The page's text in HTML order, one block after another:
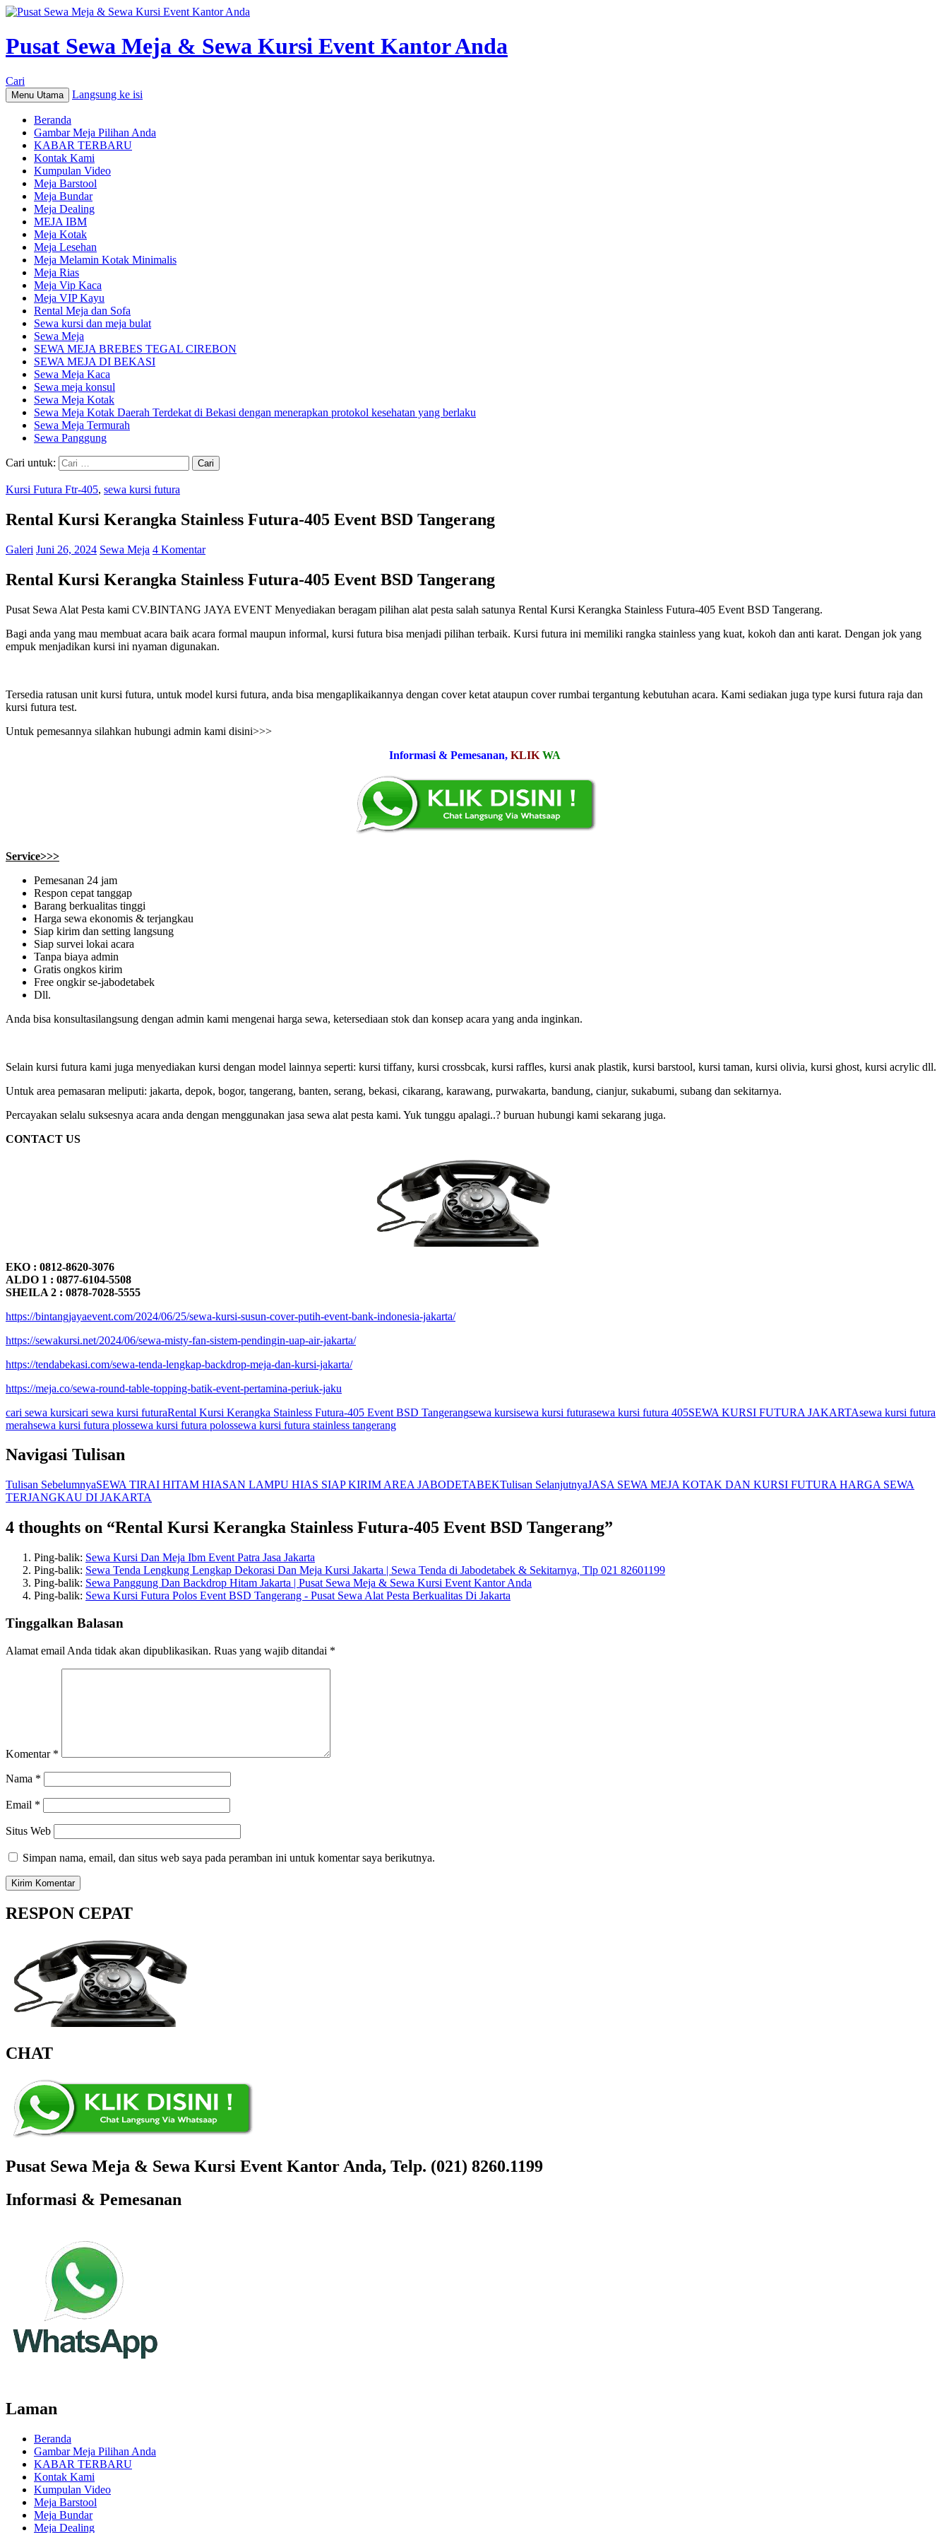
Pusat Sewa Meja & Sewa Kursi Event Kantor Anda
Cari
Menu Utama Langsung ke isi
Beranda
Gambar Meja Pilihan Anda
KABAR TERBARU
Kontak Kami
Kumpulan Video
Meja Barstool
Meja Bundar
Meja Dealing
MEJA IBM
Meja Kotak
Meja Lesehan
Meja Melamin Kotak Minimalis
Meja Rias
Meja Vip Kaca
Meja VIP Kayu
Rental Meja dan Sofa
Sewa kursi dan meja bulat
Sewa Meja
SEWA MEJA BREBES TEGAL CIREBON
SEWA MEJA DI BEKASI
Sewa Meja Kaca
Sewa meja konsul
Sewa Meja Kotak
Sewa Meja Kotak Daerah Terdekat di Bekasi dengan menerapkan protokol kesehatan yang berlaku
Sewa Meja Termurah
Sewa Panggung
Cari untuk:
Kursi Futura Ftr-405, sewa kursi futura
Rental Kursi Kerangka Stainless Futura-405 Event BSD Tangerang
Galeri Juni 26, 2024 Sewa Meja 4 Komentar
Rental Kursi Kerangka Stainless Futura-405 Event BSD Tangerang
Pusat Sewa Alat Pesta kami CV.BINTANG JAYA EVENT Menyediakan beragam pilihan alat pesta salah satunya Rental Kursi Kerangka Stainless Futura-405 Event BSD Tangerang.
Bagi anda yang mau membuat acara baik acara formal maupun informal, kursi futura bisa menjadi pilihan terbaik. Kursi futura ini memiliki rangka stainless yang kuat, kokoh dan anti karat. Dengan jok yang
empuk menjadikan kursi ini nyaman digunakan.
Tersedia ratusan unit kursi futura, untuk model kursi futura, anda bisa mengaplikaikannya dengan cover ketat ataupun cover rumbai tergantung kebutuhan acara. Kami sediakan juga type kursi futura raja dan
kursi futura test.
Untuk pemesannya silahkan hubungi admin kami disini>>>
Informasi & Pemesanan, KLIK WA
Service>>>
Pemesanan 24 jam
Respon cepat tanggap
Barang berkualitas tinggi
Harga sewa ekonomis & terjangkau
Siap kirim dan setting langsung
Siap survei lokai acara
Tanpa biaya admin
Gratis ongkos kirim
Free ongkir se-jabodetabek
Dll.
Anda bisa konsultasilangsung dengan admin kami mengenai harga sewa, ketersediaan stok dan konsep acara yang anda inginkan.
Selain kursi futura kami juga menyediakan kursi dengan model lainnya seperti: kursi tiffany, kursi crossbcak, kursi raffles, kursi anak plastik, kursi barstool, kursi taman, kursi olivia, kursi ghost, kursi acrylic dll.
Untuk area pemasaran meliputi: jakarta, depok, bogor, tangerang, banten, serang, bekasi, cikarang, karawang, purwakarta, bandung, cianjur, sukabumi, subang dan sekitarnya.
Percayakan selalu suksesnya acara anda dengan menggunakan jasa sewa alat pesta kami. Yuk tunggu apalagi..? buruan hubungi kami sekarang juga.
CONTACT US
EKO : 0812-8620-3076
ALDO 1 : 0877-6104-5508
SHEILA 2 : 0878-7028-5555
https://bintangjayaevent.com/2024/06/25/sewa-kursi-susun-cover-putih-event-bank-indonesia-jakarta/
https://sewakursi.net/2024/06/sewa-misty-fan-sistem-pendingin-uap-air-jakarta/
https://tendabekasi.com/sewa-tenda-lengkap-backdrop-meja-dan-kursi-jakarta/
https://meja.co/sewa-round-table-topping-batik-event-pertamina-periuk-jaku
cari sewa kursicari sewa kursi futuraRental Kursi Kerangka Stainless Futura-405 Event BSD Tangerangsewa kursisewa kursi futurasewa kursi futura 405SEWA KURSI FUTURA JAKARTAsewa kursi futura
merahsewa kursi futura plossewa kursi futura polossewa kursi futura stainless tangerang
Navigasi Tulisan
Tulisan SebelumnyaSEWA TIRAI HITAM HIASAN LAMPU HIAS SIAP KIRIM AREA JABODETABEKTulisan SelanjutnyaJASA SEWA MEJA KOTAK DAN KURSI FUTURA HARGA SEWA
TERJANGKAU DI JAKARTA
4 thoughts on “Rental Kursi Kerangka Stainless Futura-405 Event BSD Tangerang”
Ping-balik: Sewa Kursi Dan Meja Ibm Event Patra Jasa Jakarta
Ping-balik: Sewa Tenda Lengkung Lengkap Dekorasi Dan Meja Kursi Jakarta | Sewa Tenda di Jabodetabek & Sekitarnya, Tlp 021 82601199
Ping-balik: Sewa Panggung Dan Backdrop Hitam Jakarta | Pusat Sewa Meja & Sewa Kursi Event Kantor Anda
Ping-balik: Sewa Kursi Futura Polos Event BSD Tangerang - Pusat Sewa Alat Pesta Berkualitas Di Jakarta
Tinggalkan Balasan
Alamat email Anda tidak akan dipublikasikan. Ruas yang wajib ditandai *
Komentar *
Nama *
Email *
Situs Web
Simpan nama, email, dan situs web saya pada peramban ini untuk komentar saya berikutnya.
RESPON CEPAT
CHAT
Pusat Sewa Meja & Sewa Kursi Event Kantor Anda, Telp. (021) 8260.1199
Informasi & Pemesanan
Laman
Beranda
Gambar Meja Pilihan Anda
KABAR TERBARU
Kontak Kami
Kumpulan Video
Meja Barstool
Meja Bundar
Meja Dealing